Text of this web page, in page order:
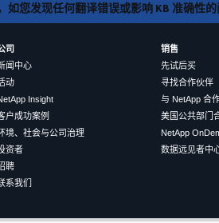
如您发现任何翻译错误或影响 KB 准确性
司
闻中心
动
Insight
户成功案例
境、社会与公司治理
资者
聘
系我们
销售
先试后买
寻找合作伙伴
与 NetApp 合
美国公共部门
NetApp
数据远见者中